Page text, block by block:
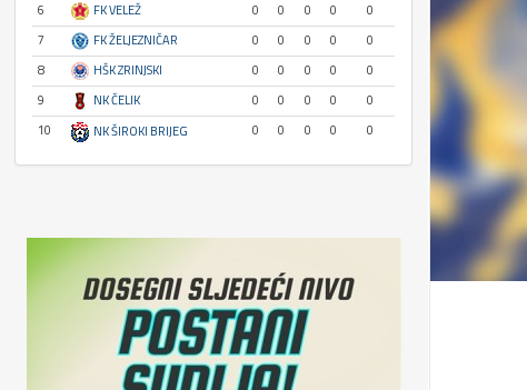
6
FK VELEŽ 0 0 0 0
0
7
FK ŽELJEZNIČAR 0 0 0 0
0
8
HŠK ZRINJSKI 0 0 0 0
0
9
NK ČELIK 0 0 0 0
0
10
NK ŠIROKI BRIJEG 0 0 0 0 0